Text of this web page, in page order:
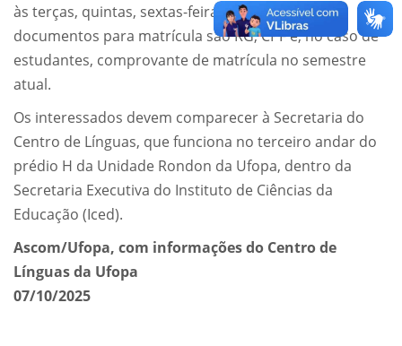
às terças, quintas, sextas-feiras e sábados. Os
documentos para matrícula são RG, CPF e, no caso de
estudantes, comprovante de matrícula no semestre
atual.
Os interessados devem comparecer à Secretaria do
Centro de Línguas, que funciona no terceiro andar do
prédio H da Unidade Rondon da Ufopa, dentro da
Secretaria Executiva do Instituto de Ciências da
Educação (Iced).
Ascom/Ufopa, com informações do Centro de
Línguas da Ufopa
07/10/2025